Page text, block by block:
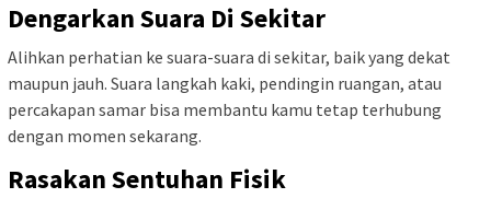
Dengarkan Suara Di Sekitar
Alihkan perhatian ke suara-suara di sekitar, baik yang dekat
maupun jauh. Suara langkah kaki, pendingin ruangan, atau
percakapan samar bisa membantu kamu tetap terhubung
dengan momen sekarang.
Rasakan Sentuhan Fisik